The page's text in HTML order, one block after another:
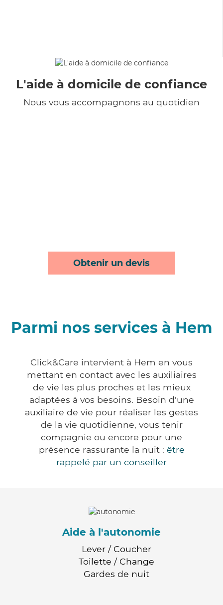
L'aide à domicile de confiance
Nous vous accompagnons au quotidien
Obtenir un devis
Parmi nos services à Hem
Click&Care intervient à Hem en vous
mettant en contact avec les auxiliaires
de vie les plus proches et les mieux
adaptées à vos besoins. Besoin d'une
auxiliaire de vie pour réaliser les gestes
de la vie quotidienne, vous tenir
compagnie ou encore pour une
présence rassurante la nuit : être
rappelé par un conseiller
Aide à l'autonomie
Lever / Coucher
Toilette / Change
Gardes de nuit